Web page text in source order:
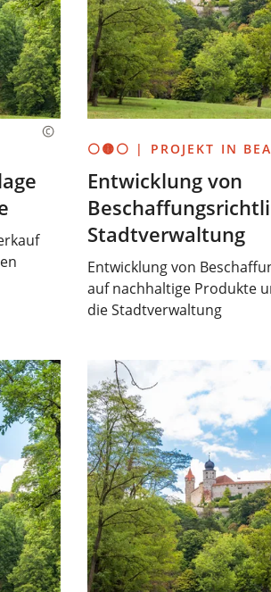
⚪🟡⚪ | PROJEKT IN
Entwicklung von
Stadtverwaltung
Entwicklung von
auf nachhaltige Produkte
die Stadtverwaltung